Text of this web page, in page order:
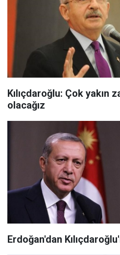
Kılıçdaroğlu: Çok yakın
olacağız
Erdoğan'dan